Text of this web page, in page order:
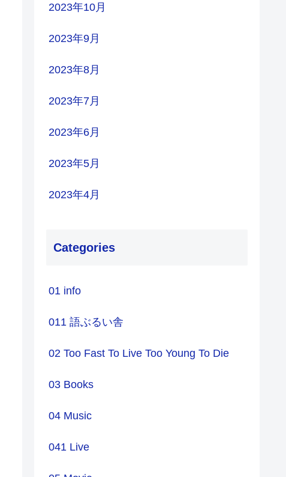
2023年10月
2023年9月
2023年8月
2023年7月
2023年6月
2023年5月
2023年4月
Categories
01 info
011 語ぶるい舎
02 Too Fast To Live Too Young To Die
03 Books
04 Music
041 Live